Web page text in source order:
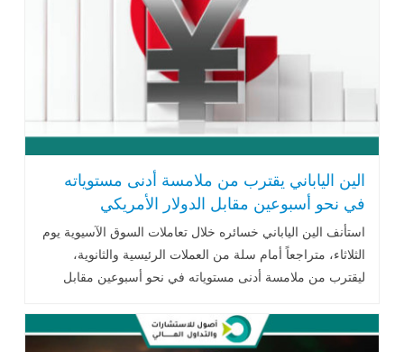
الين الياباني يقترب من ملامسة أدنى مستوياته
في نحو أسبوعين مقابل الدولار الأمريكي
استأنف الين الياباني خسائره خلال تعاملات السوق الآسيوية يوم
الثلاثاء، متراجعاً أمام سلة من العملات الرئيسية والثانوية،
ليقترب من ملامسة أدنى مستوياته في نحو أسبوعين مقابل